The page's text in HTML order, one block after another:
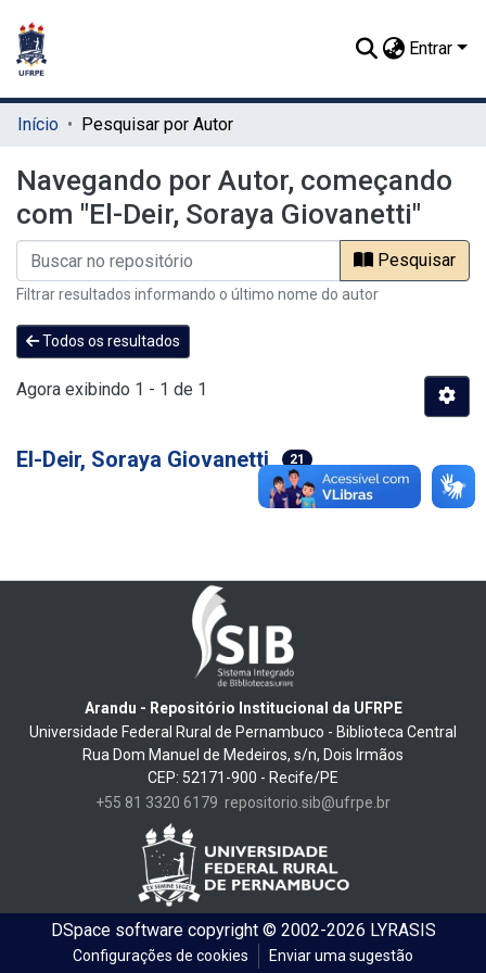
Entrar
Início Pesquisar por Autor
Navegando por Autor, começando
com "El-Deir, Soraya Giovanetti"
Pesquisar
Filtrar resultados informando o último nome do autor
Todos os resultados
Agora exibindo 1 - 1 de 1
El-Deir, Soraya Giovanetti 21
Arandu - Repositório Institucional da UFRPE
Universidade Federal Rural de Pernambuco - Biblioteca Central
Rua Dom Manuel de Medeiros, s/n, Dois Irmãos
CEP: 52171-900 - Recife/PE
+55 81 3320 6179 repositorio.sib@ufrpe.br
DSpace softwarecopyright © 2002-2026 LYRASIS
Configurações de cookies Enviar uma sugestão